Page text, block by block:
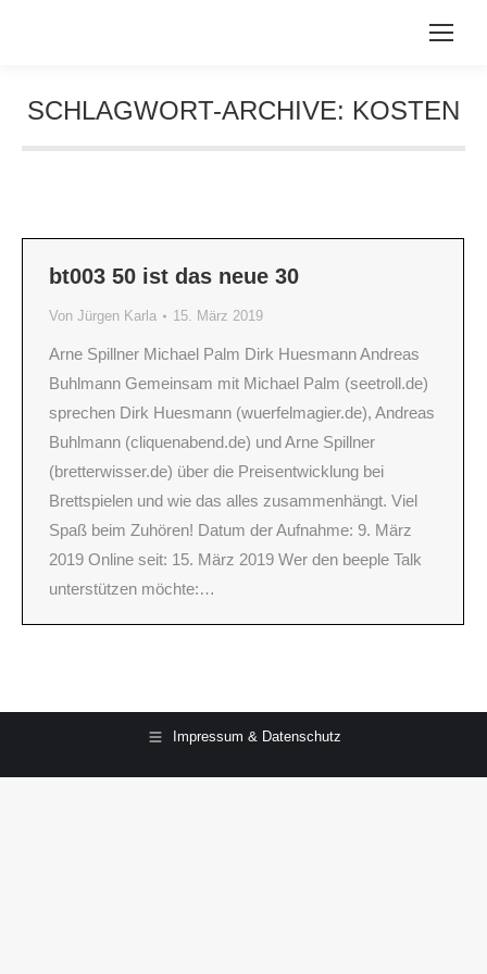
SCHLAGWORT-ARCHIVE: KOSTEN
bt003 50 ist das neue 30
Von Jürgen Karla 15. März 2019
Arne Spillner Michael Palm Dirk Huesmann Andreas
Buhlmann Gemeinsam mit Michael Palm (seetroll.de)
sprechen Dirk Huesmann (wuerfelmagier.de), Andreas
Buhlmann (cliquenabend.de) und Arne Spillner
(bretterwisser.de) über die Preisentwicklung bei
Brettspielen und wie das alles zusammenhängt. Viel
Spaß beim Zuhören! Datum der Aufnahme: 9. März
2019 Online seit: 15. März 2019 Wer den beeple Talk
unterstützen möchte:…
Impressum & Datenschutz